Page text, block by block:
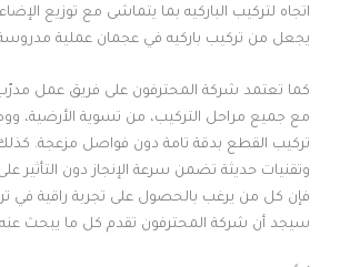
اتجاه لتركيب الباركيه بما يتماشى مع توزيع
يجعل من تركيب باركيه في عجمان عملية
كما تعتمد شركة المحترفون على فريق عمل مدرّب
مع جميع مراحل التركيب، من تسوية الأرضية،
تركيب القطع بدقة تامة دون فواصل مزعجة.
وتقنيات حديثة تضمن سرعة الإنجاز دون التأثير
فإن كل من يرغب بالحصول على تجربة راقية في
سيجد أن شركة المحترفون تقدم كل ما يبحث